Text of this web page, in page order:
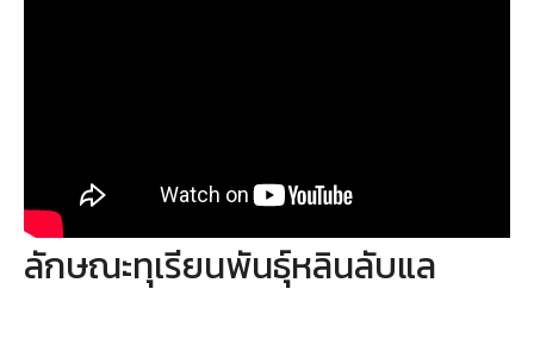
ลักษณะทุเรียนพันธุ์หลินลับแล